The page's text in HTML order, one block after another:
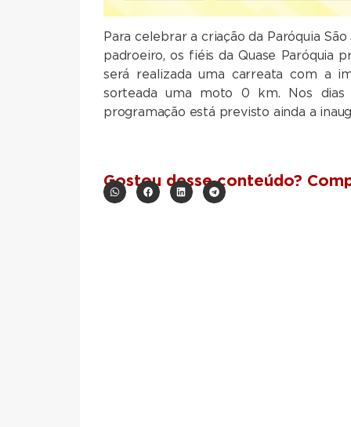
Para celebrar a criação da Paróquia
padroeiro, os fiéis da Quase Paróquia
será realizada uma carreata com a
sorteada uma moto 0 km. Nos dias
programação está previsto ainda a
Gostou desse conteúdo?